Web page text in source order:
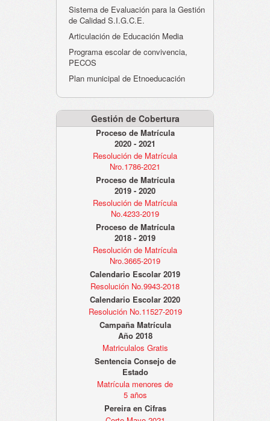
Sistema de Evaluación para la Gestión
de Calidad S.I.G.C.E.
Articulación de Educación Media
Programa escolar de convivencia,
PECOS
Plan municipal de Etnoeducación
Gestión de Cobertura
Proceso de Matrícula
2020 - 2021
Resolución de Matrícula
Nro.1786-2021
Proceso de Matrícula
2019 - 2020
Resolución de Matrícula
No.4233-2019
Proceso de Matrícula
2018 - 2019
Resolución de Matrícula
Nro.3665-2019
Calendario Escolar 2019
Resolución No.9943-2018
Calendario Escolar 2020
Resolución No.11527-2019
Campaña Matrícula
Año 2018
Matriculalos Gratis
Sentencia Consejo de
Estado
Matrícula menores de
5 años
Pereira en Cifras